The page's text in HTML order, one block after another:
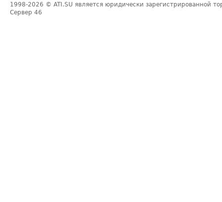
1998-2026 © ATI.SU является юридически зарегистрированной
Сервер 46